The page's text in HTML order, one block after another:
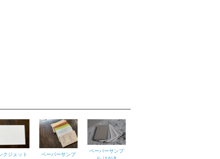
クジェット
ペーパーサンプ
ペーパーサンプ